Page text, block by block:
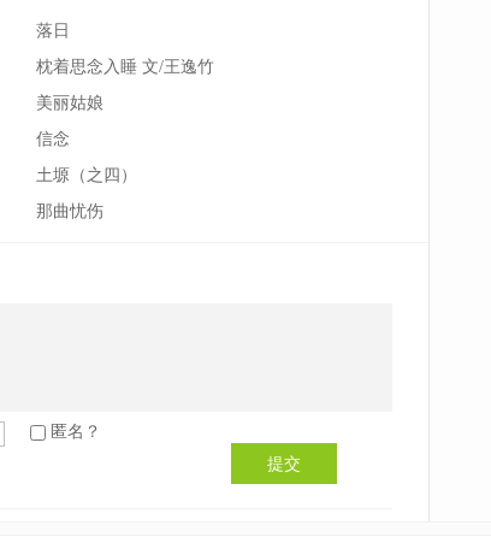
落日
枕着思念入睡 文/王逸竹
美丽姑娘
信念
土塬（之四）
那曲忧伤
匿名？
提交